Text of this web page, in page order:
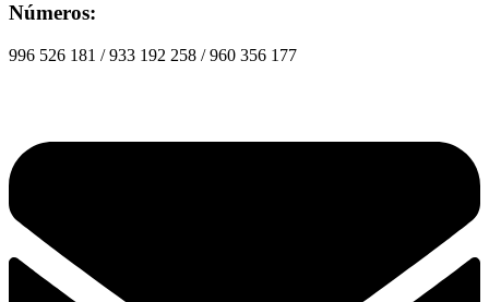
Números:
996 526 181 / 933 192 258 / 960 356 177